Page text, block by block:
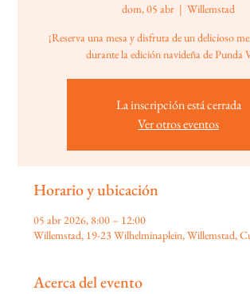
dom, 05 abr
  |
Willemstad
¡Reserva una mesa y disfruta de un delicioso
durante la edición navideña de Punda
La inscripción está cerrada
Ver otros eventos
Horario y ubicación
05 abr 2026, 8:00 – 12:00
Willemstad, 19-23 Wilhelminaplein, Willemstad,
Acerca del evento